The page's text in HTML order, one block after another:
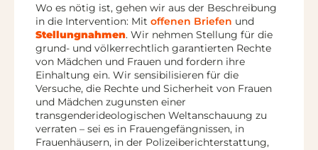
Wo es nötig ist, gehen wir aus der Beschreibung
in die Intervention: Mit offenen Briefen und
Stellungnahmen. Wir nehmen Stellung für die
grund- und völkerrechtlich garantierten Rechte
von Mädchen und Frauen und fordern ihre
Einhaltung ein. Wir sensibilisieren für die
Versuche, die Rechte und Sicherheit von Frauen
und Mädchen zugunsten einer
transgenderideologischen Weltanschauung zu
verraten – sei es in Frauengefängnissen, in
Frauenhäusern, in der Polizeiberichterstattung,